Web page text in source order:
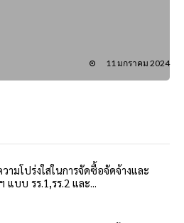
11 มกราคม 2024
วามโปร่งใสในการจัดซื้อจัดจ้างและ
บบ รร.1,รร.2 และ...